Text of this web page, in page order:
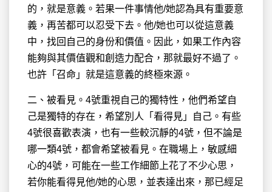
的，就是意義。若果一件事情他/她認為具有重要意
義，再苦都可以忍受下去。他/她也可以從這意義
中，找回自己的身份和價值。因此，如果工作內容
能夠與其價值觀和創造力配合，那就最好不過了。
也許「召命」就是這意義的終極來源。
二、被看見。4號重視自己的獨特性，他們希望自
己是獨特的存在，希望別人「看得見」自己。有些
4號很喜歡表演，也有一些較沉靜的4號，但不論是
哪一類4號，都會希望被看見。在職場上，敏感細
心的4號，可能在一些工作細節上花了不少心思，
若你能看得見他/她的心思，並表達出來，那已經足